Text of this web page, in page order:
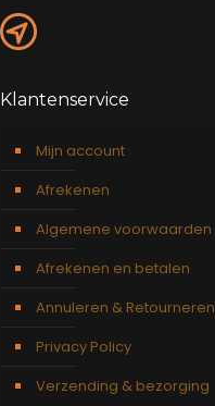
Klantenservice
Mijn account
Afrekenen
Algemene voorwaarden
Afrekenen en betalen
Annuleren & Retourneren
Privacy Policy
Verzending & bezorging